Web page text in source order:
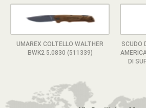
UMAREX COLTELLO WALTHER
BWK2 5.0830 (511339)
SCUDO
DI